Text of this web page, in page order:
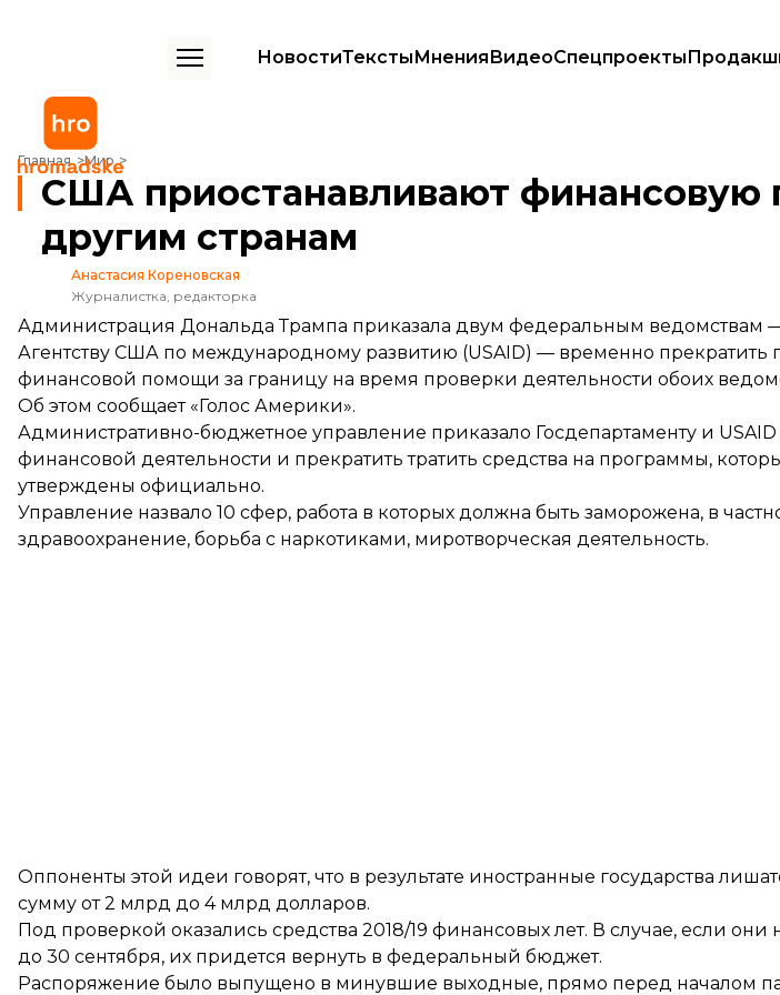
НовостиТекстыМненияВидеоСпецпроекты
Главная Мир
США приостанавливают финансовую помощь другим странам
США приостанавливают финансовую
другим странам
Анастасия Кореновская
Журналистка, редакторка
Администрация Дональда Трампа приказала двум федеральным ведомствам —
Агентству США по международному развитию (USAID) — временно прекратить
финансовой помощи за границу на время проверки деятельности обоих
Об этом сообщает«Голос Америки».
Административно-бюджетное управление приказало Госдепартаменту и USAID
финансовой деятельности и прекратить тратить средства на программы,
утверждены официально.
Управление назвало 10 сфер, работа в которых должна быть заморожена, в
здравоохранение, борьба с наркотиками, миротворческая деятельность.
Оппоненты этой идеи говорят, что в результате иностранные государства
сумму от 2 млрд до 4 млрд долларов.
Под проверкой оказались средства 2018/19 финансовых лет. В случае, если они
до 30 сентября, их придется вернуть в федеральный бюджет.
Распоряжение было выпущено в минувшие выходные, прямо перед началом